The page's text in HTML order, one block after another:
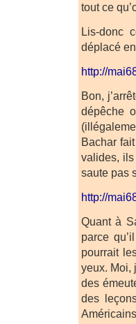
tout ce
Lis-donc
déplacé
http://
Bon,
dépêche
Bachar
valides,
saute pas
http://
Quant à
parce
pourrait
yeux. Moi,
des
des